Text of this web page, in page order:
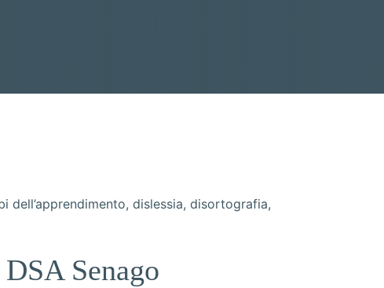
dell’apprendimento, dislessia, disortografia,
Senago